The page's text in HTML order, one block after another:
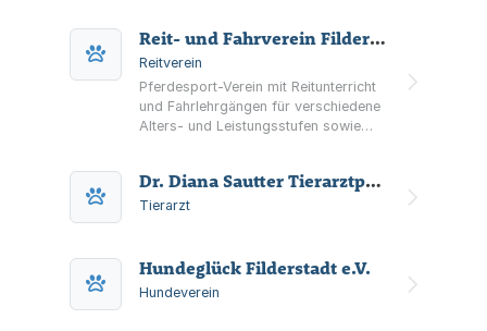
§11 Tierschutzgesetz.
Reit- und Fahrverein Filderstadt und Umgebung e.V.
Reitverein
Pferdesport-Verein mit Reitunterricht
und Fahrlehrgängen für verschiedene
Alters- und Leistungsstufen sowie
Dr. Diana Sautter Tierarztpraxis
Tierarzt
Hundeglück Filderstadt e.V.
Hundeverein